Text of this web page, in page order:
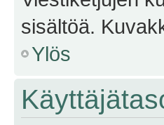
sisältöä.
Ylös